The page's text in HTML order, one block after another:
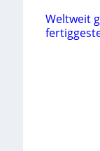
Weltweit